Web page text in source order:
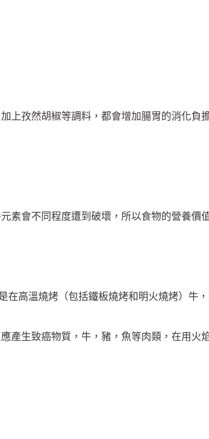
上孜然胡椒等調料，都會增加腸胃的消化負
素會不同程度遭到破壞，所以食物的營養價
在高溫燒烤（包括鐵板燒烤和明火燒烤）牛
產生致癌物質，牛，豬，魚等肉類，在用火